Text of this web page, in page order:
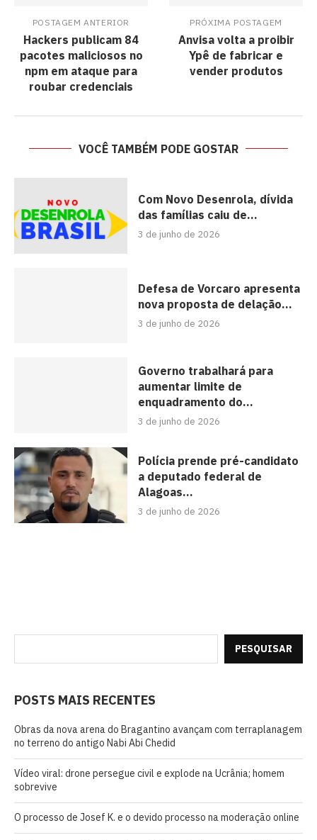
POSTAGEM ANTERIOR
Hackers publicam 84
pacotes maliciosos no
npm em ataque para
roubar credenciais
PRÓXIMA POSTAGEM
Anvisa volta a proibir
Ypê de fabricar e
vender produtos
VOCÊ TAMBÉM PODE GOSTAR
Com Novo Desenrola, dívida
das famílias caiu de...
3 de junho de 2026
Defesa de Vorcaro apresenta
nova proposta de delação...
3 de junho de 2026
Governo trabalhará para
aumentar limite de
enquadramento do...
3 de junho de 2026
Polícia prende pré-candidato
a deputado federal de
Alagoas...
3 de junho de 2026
PESQUISAR
POSTS MAIS RECENTES
Obras da nova arena do Bragantino avançam com terraplanagem
no terreno do antigo Nabi Abi Chedid
Vídeo viral: drone persegue civil e explode na Ucrânia; homem
sobrevive
O processo de Josef K. e o devido processo na moderação online